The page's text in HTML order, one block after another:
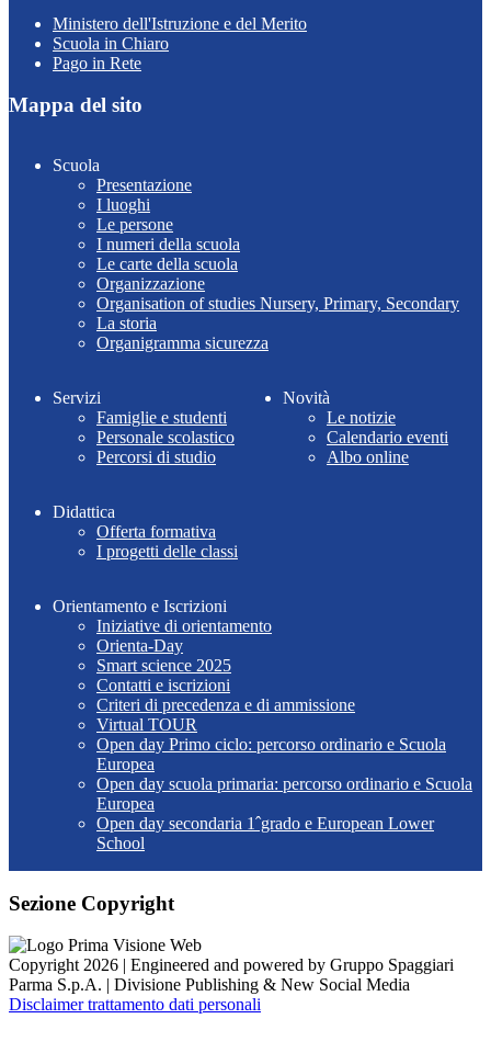
Ministero dell'Istruzione e del Merito
Scuola in Chiaro
Pago in Rete
Mappa del sito
Scuola
Presentazione
I luoghi
Le persone
I numeri della scuola
Le carte della scuola
Organizzazione
Organisation of studies Nursery, Primary, Secondary
La storia
Organigramma sicurezza
Servizi
Famiglie e studenti
Personale scolastico
Percorsi di studio
Novità
Le notizie
Calendario eventi
Albo online
Didattica
Offerta formativa
I progetti delle classi
Orientamento e Iscrizioni
Iniziative di orientamento
Orienta-Day
Smart science 2025
Contatti e iscrizioni
Criteri di precedenza e di ammissione
Virtual TOUR
Open day Primo ciclo: percorso ordinario e Scuola
Europea
Open day scuola primaria: percorso ordinario e Scuola
Europea
Open day secondaria 1ˆgrado e European Lower
School
Sezione Copyright
Copyright 2026 | Engineered and powered by Gruppo Spaggiari
Parma S.p.A. | Divisione Publishing & New Social Media
Disclaimer trattamento dati personali